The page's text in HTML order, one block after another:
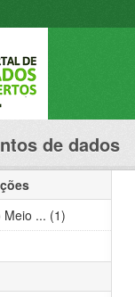
de dados
Meio ... (1)